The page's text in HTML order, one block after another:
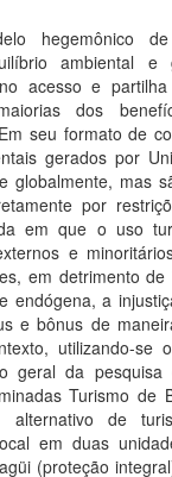
hegemônico
ambiental e
acesso e
dos
seu formato de
gerados por
globalmente, mas
por
em que o uso
e
em detrimento
endógena, a
e bônus de
utilizando-se
geral da
Turismo de
alternativo de
em duas
(proteção